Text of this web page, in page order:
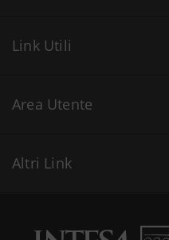
Link Utili
Area Utente
Altri Link